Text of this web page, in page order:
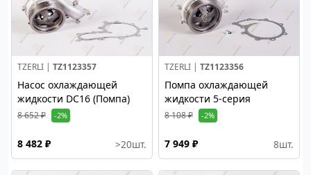
TZERLI | TZ1123357
Насос охлаждающей
жидкости DC16 (Помпа)
8 652 ₽ -2%
8 482 ₽ >20шт.
TZERLI | TZ1123356
Помпа охлаждающей
жидкости 5-серия
8 108 ₽ -2%
7 949 ₽ 8шт.